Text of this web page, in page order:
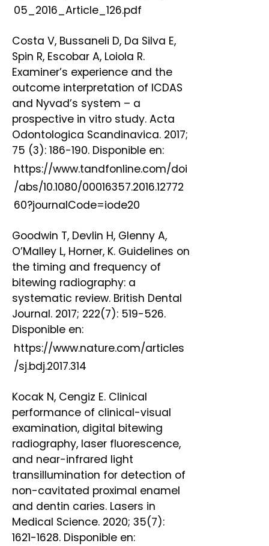
05_2016_Article_126.pdf
Costa V, Bussaneli D, Da Silva E,
Spin R, Escobar A, Loiola R.
Examiner’s experience and the
outcome interpretation of ICDAS
and Nyvad’s system – a
prospective in vitro study. Acta
Odontologica Scandinavica. 2017;
75 (3): 186-190. Disponible en:
https://www.tandfonline.com/doi
/abs/10.1080/00016357.2016.12772
60?journalCode=iode20
Goodwin T, Devlin H, Glenny A,
O’Malley L, Horner, K. Guidelines on
the timing and frequency of
bitewing radiography: a
systematic review. British Dental
Journal. 2017; 222(7): 519-526.
Disponible en:
https://www.nature.com/articles
/sj.bdj.2017.314
Kocak N, Cengiz E. Clinical
performance of clinical-visual
examination, digital bitewing
radiography, laser fluorescence,
and near-infrared light
transillumination for detection of
non-cavitated proximal enamel
and dentin caries. Lasers in
Medical Science. 2020; 35(7):
1621-1628. Disponible en: